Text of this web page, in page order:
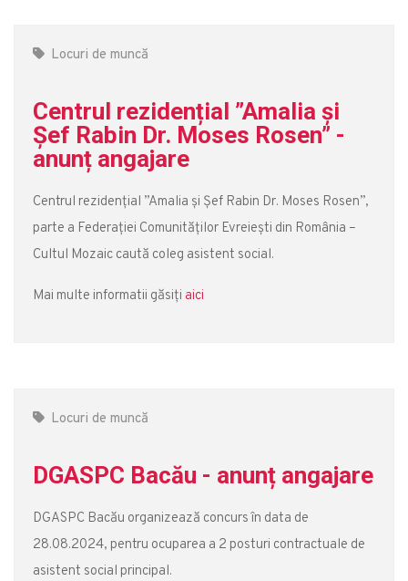
Locuri de muncă
Centrul rezidențial ”Amalia și
Șef Rabin Dr. Moses Rosen” -
anunț angajare
Centrul rezidențial ”Amalia și Șef Rabin Dr. Moses Rosen”,
parte a Federației Comunităților Evreiești din România –
Cultul Mozaic caută coleg asistent social.
Mai multe informatii găsiți aici
Locuri de muncă
DGASPC Bacău - anunț angajare
DGASPC Bacău organizează concurs în data de
28.08.2024, pentru ocuparea a 2 posturi contractuale de
asistent social principal.